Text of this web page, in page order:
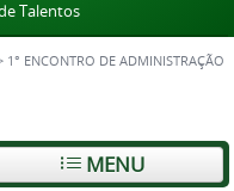
Talentos
1° ENCONTRO DE ADMINISTRAÇÃO
MENU